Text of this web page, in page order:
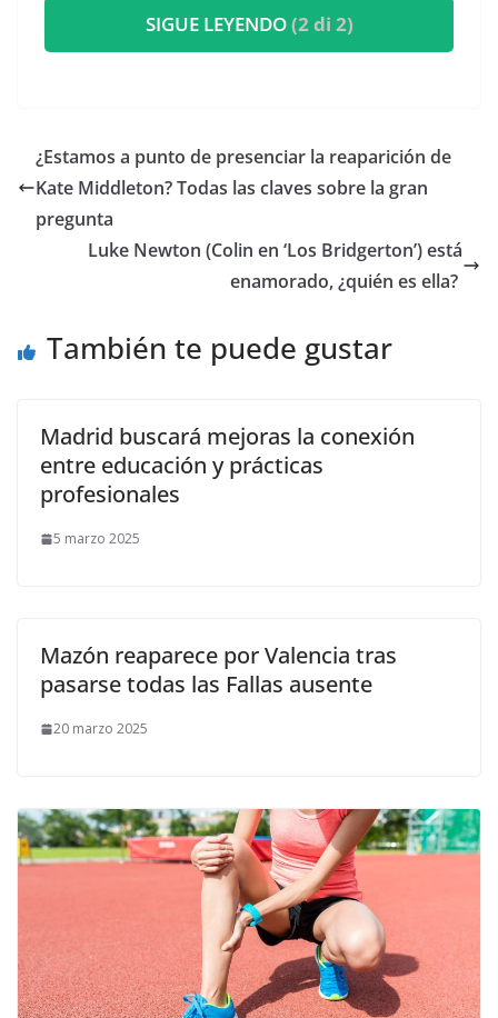
SIGUE LEYENDO(2 di 2)
​¿Estamos a punto de presenciar la reaparición de
Kate Middleton? Todas las claves sobre la gran
pregunta
​Luke Newton (Colin en ‘Los Bridgerton’) está
enamorado, ¿quién es ella?
También te puede gustar
Madrid buscará mejoras la conexión
entre educación y prácticas
profesionales
5 marzo 2025
Mazón reaparece por Valencia tras
pasarse todas las Fallas ausente
20 marzo 2025